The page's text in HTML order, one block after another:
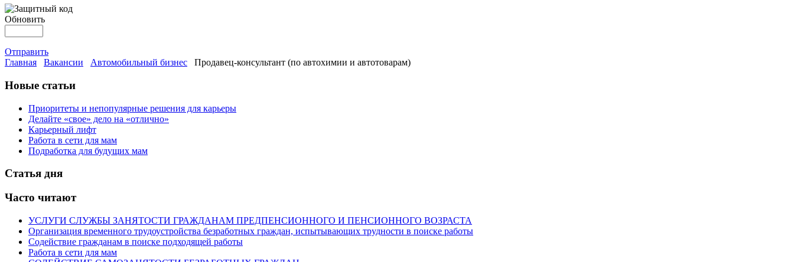
Обновить
Отправить
Главная
Вакансии Автомобильный бизнес Продавец-консультант (по автохимии и автотоварам)
Новые статьи
Приоритеты и непопулярные решения для карьеры
Делайте «свое» дело на «отлично»
Карьерный лифт
Работа в сети для мам
Подработка для будущих мам
Статья дня
Часто читают
УСЛУГИ СЛУЖБЫ ЗАНЯТОСТИ ГРАЖДАНАМ ПРЕДПЕНСИОННОГО И ПЕНСИОННОГО ВОЗРАСТА
Организация временного трудоустройства безработных граждан, испытывающих трудности в поиске работы
Содействие гражданам в поиске подходящей работы
Работа в сети для мам